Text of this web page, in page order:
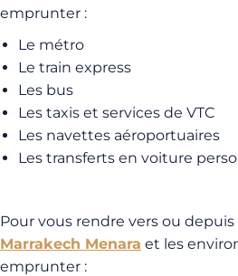
emprunter :
Le métro
Le train express
Les bus
Les taxis et services de VTC
Les navettes aéroportuaires
Les transferts en voiture
Pour vous rendre vers ou depuis
Marrakech Menara et les
emprunter :